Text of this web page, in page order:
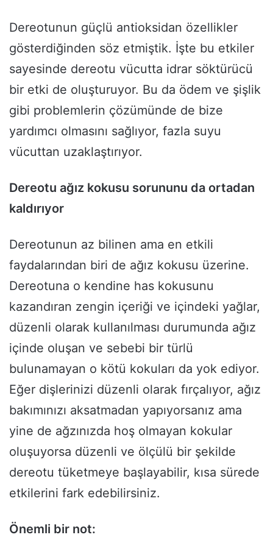
Dereotunun güçlü antioksidan özellikler
gösterdiğinden söz etmiştik. İşte bu etkiler
sayesinde dereotu vücutta idrar söktürücü
bir etki de oluşturuyor. Bu da ödem ve şişlik
gibi problemlerin çözümünde de bize
yardımcı olmasını sağlıyor, fazla suyu
vücuttan uzaklaştırıyor.
Dereotu ağız kokusu sorununu da ortadan
kaldırıyor
Dereotunun az bilinen ama en etkili
faydalarından biri de ağız kokusu üzerine.
Dereotuna o kendine has kokusunu
kazandıran zengin içeriği ve içindeki yağlar,
düzenli olarak kullanılması durumunda ağız
içinde oluşan ve sebebi bir türlü
bulunamayan o kötü kokuları da yok ediyor.
Eğer dişlerinizi düzenli olarak fırçalıyor, ağız
bakımınızı aksatmadan yapıyorsanız ama
yine de ağzınızda hoş olmayan kokular
oluşuyorsa düzenli ve ölçülü bir şekilde
dereotu tüketmeye başlayabilir, kısa sürede
etkilerini fark edebilirsiniz.
Önemli bir not: